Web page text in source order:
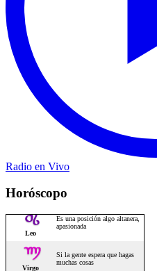
Radio en Vivo
Horóscopo